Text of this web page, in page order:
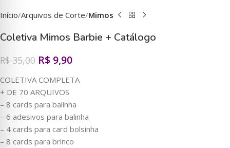
Início Arquivos de Corte Mimos
Coletiva Mimos Barbie + Catálogo
R$35,00 R$ 9,90
COLETIVA COMPLETA
+ DE 70 ARQUIVOS
– 8 cards para balinha
– 6 adesivos para balinha
– 4 cards para card bolsinha
– 8 cards para brinco